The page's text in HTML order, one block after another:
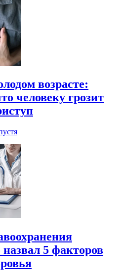
возрасте:
человеку грозит
5 факторов